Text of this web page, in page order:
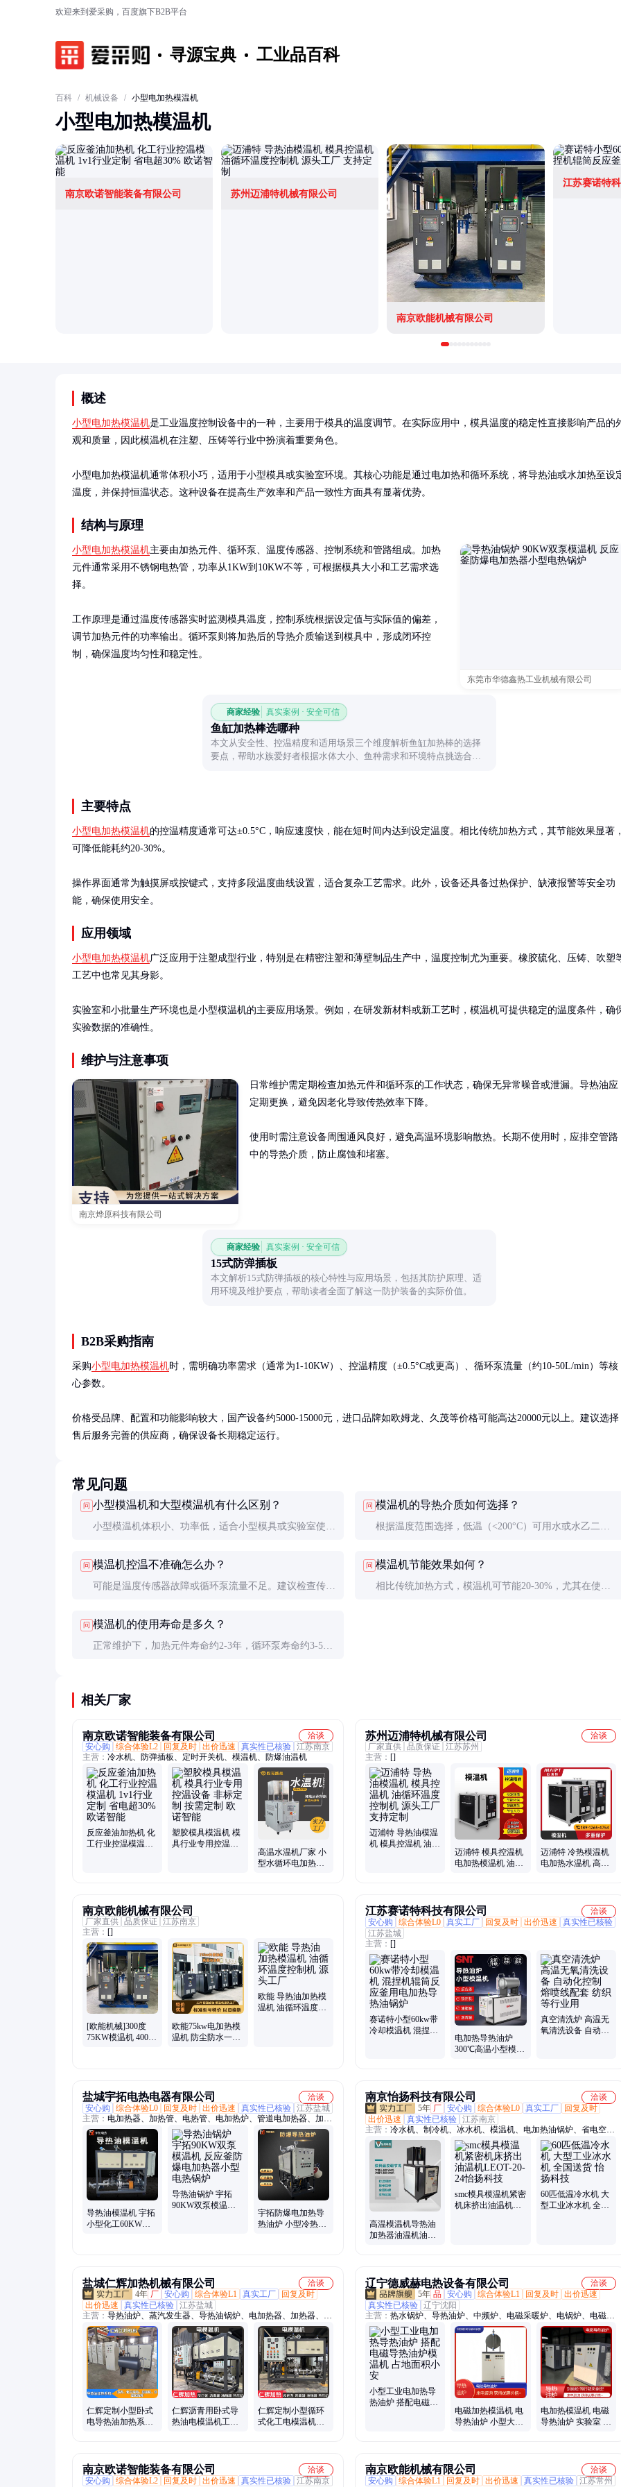
欢迎来到爱采购，百度旗下B2B平台
寻源宝典 工业品百科
百科 / 机械设备 / 小型电加热模温机
小型电加热模温机
南京欧诺智能装备有限公司 苏州迈浦特机械有限公司
南京欧能机械有限公司
江苏赛诺特
概述
小型电加热模温机是工业温度控制设备中的一种，主要用于模具的温度调节。在实际应用中，模具温度的稳定性直接影响产品的
观和质量，因此模温机在注塑、压铸等行业中扮演着重要角色。
小型电加热模温机通常体积小巧，适用于小型模具或实验室环境。其核心功能是通过电加热和循环系统，将导热油或水加热至设
温度，并保持恒温状态。这种设备在提高生产效率和产品一致性方面具有显著优势。
结构与原理
东莞市华德鑫热工业机械有限公司
小型电加热模温机主要由加热元件、循环泵、温度传感器、控制系统和管路组成。加热
元件通常采用不锈钢电热管，功率从1KW到10KW不等，可根据模具大小和工艺需求选
择。
工作原理是通过温度传感器实时监测模具温度，控制系统根据设定值与实际值的偏差，
调节加热元件的功率输出。循环泵则将加热后的导热介质输送到模具中，形成闭环控
制，确保温度均匀性和稳定性。
商家经验 真实案例 · 安全可信
鱼缸加热棒选哪种
本文从安全性、控温精度和适用场景三个维度解析鱼缸加热棒的选择
要点，帮助水族爱好者根据水体大小、鱼种需求和环境特点挑选合适
主要特点
小型电加热模温机的控温精度通常可达±0.5°C，响应速度快，能在短时间内达到设定温度。相比传统加热方式，其节能效果显著
可降低能耗约20-30%。
操作界面通常为触摸屏或按键式，支持多段温度曲线设置，适合复杂工艺需求。此外，设备还具备过热保护、缺液报警等安全功
能，确保使用安全。
应用领域
小型电加热模温机广泛应用于注塑成型行业，特别是在精密注塑和薄壁制品生产中，温度控制尤为重要。橡胶硫化、压铸、吹塑
工艺中也常见其身影。
实验室和小批量生产环境也是小型模温机的主要应用场景。例如，在研发新材料或新工艺时，模温机可提供稳定的温度条件，确
实验数据的准确性。
维护与注意事项
南京烨原科技有限公司
日常维护需定期检查加热元件和循环泵的工作状态，确保无异常噪音或泄漏。导热油应
定期更换，避免因老化导致传热效率下降。
使用时需注意设备周围通风良好，避免高温环境影响散热。长期不使用时，应排空管路
中的导热介质，防止腐蚀和堵塞。
商家经验 真实案例 · 安全可信
15式防弹插板
本文解析15式防弹插板的核心特性与应用场景，包括其防护原理、适
用环境及维护要点，帮助读者全面了解这一防护装备的实际价值。
B2B采购指南
采购小型电加热模温机时，需明确功率需求（通常为1-10KW）、控温精度（±0.5°C或更高）、循环泵流量（约10-50L/min）等核
心参数。
价格受品牌、配置和功能影响较大，国产设备约5000-15000元，进口品牌如欧姆龙、久茂等价格可能高达20000元以上。建议选择
售后服务完善的供应商，确保设备长期稳定运行。
常见问题
问 小型模温机和大型模温机有什么区别？
小型模温机体积小、功率低，适合小型模具或实验室使
生产。
问 模温机的导热介质如何选择？
根据温度范围选择，低温（<200°C）可用水或水乙二
防老化。
问 模温机控温不准确怎么办？
可能是温度传感器故障或循环泵流量不足。建议检查传感
问 模温机节能效果如何？
相比传统加热方式，模温机可节能20-30%，尤其在使用
问 模温机的使用寿命是多久？
正常维护下，加热元件寿命约2-3年，循环泵寿命约3-5
相关厂家
南京欧诺智能装备有限公司
洽谈
安心购
综合体验L2 回复及时 出价迅速 真实性已核验 江苏南京
主营： 冷水机、防弹插板、定时开关机、模温机、防爆油温机
反应釜油加热机 化
工行业控温模温机
塑胶模具模温机 模
具行业专用控温设
高温水温机厂家 小
型水循环电加热器
苏州迈浦特机械有限公司
洽谈
厂家直供 品质保证 江苏苏州
主营： []
迈浦特 导热油模温
机 模具控温机 油循
迈浦特 模具控温机
电加热模温机 油循
迈浦特 冷热模温机
电加热水温机 高温
南京欧能机械有限公司
厂家直供 品质保证 江苏南京
主营： []
[欧能机械]300度
75KW模温机 400度
欧能75kw电加热模
温机 防尘防水一键
欧能 导热油加热模
温机 油循环温度控
江苏赛诺特科技有限公司
洽谈
安心购
综合体验L0 真实工厂 回复及时 出价迅速
真实性已核验
江苏盐城
主营： []
赛诺特小型60kw带
冷却模温机 混捏机
电加热导热油炉
300℃高温小型模温
真空清洗炉 高温无
氧清洗设备 自动化
盐城宇拓电热电器有限公司
洽谈
安心购
综合体验L0 回复及时 出价迅速 真实性已核验 江苏盐城
主营： 电加热器、加热管、电热管、电加热炉、管道电加热器、加热
器、气体加热器、防爆加热器、电加热管、模温机、导热油加热器、
防爆电加热器、水箱加热棒、空气加热器、电加热导热油炉、水箱电
加热管、熔盐电加热器、加热包、脱硝电加热器、电加热设备、辅助
电加热器、电热风炉、工业电加热器、导热油炉、导热油锅炉
导热油模温机 宇拓
小型化工60KW反
导热油锅炉 宇拓
90KW双泵模温机
宇拓防爆电加热导
热油炉 小型冷热一
南京怡扬科技有限公司
洽谈
5年 厂 安心购 综合体验L0 真实工厂
回复及时
出价迅速
真实性已核验 江苏南京
主营： 冷水机、制冷机、冰水机、模温机、电加热油锅炉、省电空
调、螺杆冷水机、冷冻机、风冷式冷水机、风冷冷水机、水温机、水
冷机、冷风机、防爆冷水机、水冷式冷水机、油温机、恒温恒湿机、
净化空调、洁净空调、恒温恒湿空调、蒸发冷空调、气悬浮冷水机
高温模温机导热油
加热器油温机油式
smc模具模温机紧密
机床挤出油温机
60匹低温冷水机 大
型工业冰水机 全国
盐城仁辉加热机械有限公司
洽谈
4年 厂 安心购 综合体验L1 真实工厂
回复及时
出价迅速
真实性已核验 江苏盐城
主营： 导热油炉、蒸汽发生器、导热油锅炉、电加热器、加热器、电
加热设备、防爆电加热器、导热油加热器、模温机、空气电加热器、
电加热管、电加热棒、压缩空气加热器、加热包、电热风炉、管道加
热器、烟气加热器、流体电加热器、防爆加热器、风道电加热器、加
热管、气体加热器、电加热炉、有机热载体锅炉、烘干机
仁辉定制小型卧式
电导热油加热系统
仁辉沥青用卧式导
热油电模温机工业
仁辉定制小型循环
式化工电模温机工
辽宁德威赫电热设备有限公司
洽谈
5年 品 安心购 综合体验L1 回复及时 出价迅速
真实性已核验 辽宁沈阳
主营： 热水锅炉、导热油炉、中频炉、电磁采暖炉、电锅炉、电磁锅
炉、电热锅炉、感应加热设备、电采暖炉、电取暖炉、电磁蒸汽发生
器、半导体电锅炉、全导体电锅炉、高频加热机、电磁回转窑、电磁
热风炉、轴承加热器、风道加热器、管道加热器、熔炼炉、燃气容积
式热水炉、燃气锅炉、高频淬火炉、高频炉、商用燃气容积式热水器
小型工业电加热导
热油炉 搭配电磁导
电磁加热模温机 电
导热油炉 小型大功
电加热模温机 电磁
导热油炉 实验室 中
南京欧诺智能装备有限公司
洽谈
安心购
综合体验L2 回复及时 出价迅速 真实性已核验 江苏南京
南京欧能机械有限公司
洽谈
安心购
综合体验L1 回复及时 出价迅速 真实性已核验 江苏常州